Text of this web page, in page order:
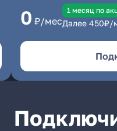
0 ₽/мес
1 месяц по
Далее 450₽/